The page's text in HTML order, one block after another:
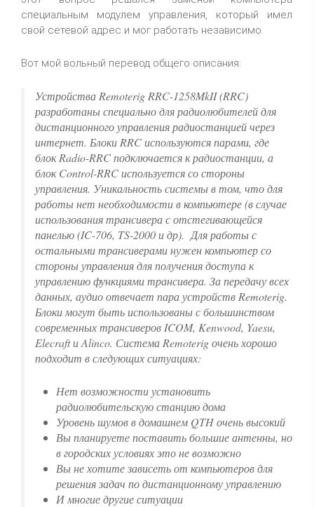
специальным модулем управления, который имел
свой сетевой адрес и мог работать независимо.
Вот мой вольный перевод общего описания:
Устройства Remoterig RRC-1258MkII (RRC)
разработаны специально для радиолюбителей для
дистанционного управления радиостанцией через
интернет. Блоки RRC используются парами, где
блок Radio-RRC подключается к радиостанции, а
блок Control-RRC используется со стороны
управления. Уникальность системы в том, что для
работы нет необходимости в компьютере (в случае
использования трансивера с отстегивающейся
панелью (IC-706, TS-2000 и др). Для работы с
остальными трансиверами нужен компьютер со
стороны управления для получения доступа к
управлению функциями трансивера. За передачу всех
данных, аудио отвечает пара устройств Remoterig.
Блоки могут быть использованы с большинством
современных трансиверов ICOM, Kenwood, Yaesu,
Elecraft и Alinco. Система Remoterig очень хорошо
подходит в следующих ситуациях:
Нет возможности установить
радиолюбительскую станцию дома
Уровень шумов в домашнем QTH очень высокий
Вы планируете поставить большие антенны, но
в городских условиях это не возможно
Вы не хотите зависеть от компьютеров для
решения задач по дистанционному управлению
И многие другие ситуации